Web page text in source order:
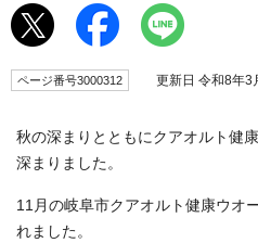
ページ番号3000312 更新日 令和8年3
秋の深まりとともにクアオルト健
深まりました。
11月の岐阜市クアオルト健康ウオ
れました。